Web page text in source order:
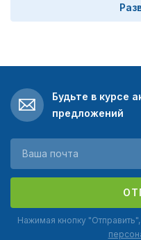
Будьте в курсе
предложений
Нажимая кнопку